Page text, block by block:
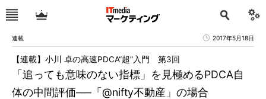
連載 2017年5月18日
「追っても意味のない指標」を見極めるPDCA自
体の中間評価──「@nifty不動産」の場合
【連載】小川 卓の高速PDCA“超”入門 第3回